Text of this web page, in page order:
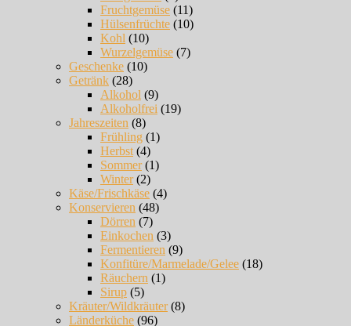
Fruchtgemüse (11)
Hülsenfrüchte (10)
Kohl (10)
Wurzelgemüse (7)
Geschenke (10)
Getränk (28)
Alkohol (9)
Alkoholfrei (19)
Jahreszeiten (8)
Frühling (1)
Herbst (4)
Sommer(1)
Winter(2)
Käse/Frischkäse (4)
Konservieren (48)
Dörren (7)
Einkochen (3)
Fermentieren (9)
Konfitüre/Marmelade/Gelee (18)
Räuchern (1)
Sirup (5)
Kräuter/Wildkräuter(8)
Länderküche (96)